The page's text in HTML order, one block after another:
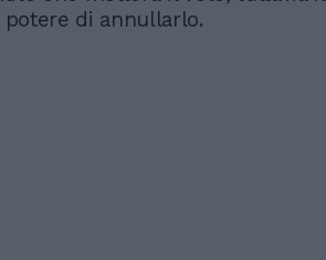
potere di annullarlo.